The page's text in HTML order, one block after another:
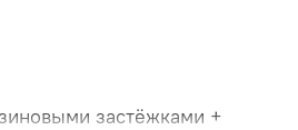
застёжками +